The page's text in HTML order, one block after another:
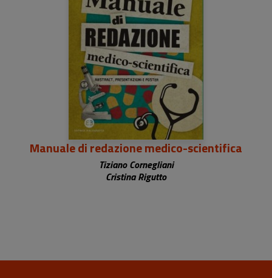
Manuale di redazione medico-scientifica
Tiziano Cornegliani
Cristina Rigutto